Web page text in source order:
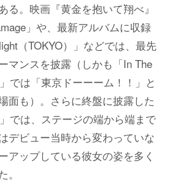
る。映画『黄金を抱いて翔べ』
」や、最新アルバムに収録
（TOKYO）」などでは、最先
マンスを披露（しかも「In The
では「東京ドーーーム！！」と
面も）。さらに終盤に披露した
では、ステージの端から端まで
デビュー当時から変わっていな
アップしている彼女の姿を多く